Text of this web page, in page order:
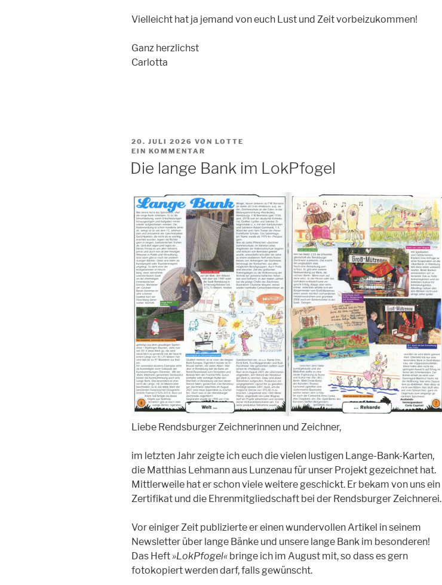
Vielleicht hat ja jemand von euch Lust und Zeit vorbeizukommen!
Ganz herzlichst
Carlotta
VERÖFFENTLICHT
AM
20. JULI 2026 VON LOTTE
EIN KOMMENTAR
Die lange Bank im LokPfogel
Liebe Rendsburger Zeichnerinnen und Zeichner,
im letzten Jahr zeigte ich euch die vielen lustigen Lange-Bank-Karten,
die Matthias Lehmann aus Lunzenau für unser Projekt gezeichnet hat.
Mittlerweile hat er schon viele weitere geschickt. Er bekam von uns ein
Zertifikat und die Ehrenmitgliedschaft bei der Rendsburger Zeichnerei.
Vor einiger Zeit publizierte er einen wundervollen Artikel in seinem
Newsletter über lange Bänke und unsere lange Bank im besonderen!
Das Heft»LokPfogel« bringe ich im August mit, so dass es gern
fotokopiert werden darf, falls gewünscht.